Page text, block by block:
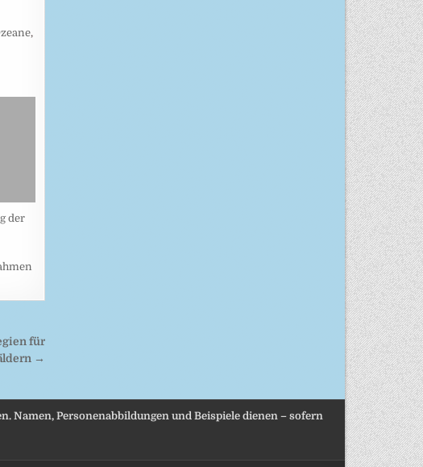
,
der
für
→
Namen, Personenabbildungen und Beispiele dienen – sofern